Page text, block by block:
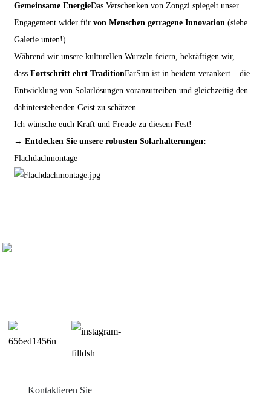
Gemeinsame EnergieDas Verschenken von Zongzi spiegelt unser
Engagement wider für von Menschen getragene Innovation (siehe
Galerie unten!).
Während wir unsere kulturellen Wurzeln feiern, bekräftigen wir,
dass Fortschritt ehrt TraditionFarSun ist in beidem verankert – die
Entwicklung von Solarlösungen voranzutreiben und gleichzeitig den
dahinterstehenden Geist zu schätzen.
Ich wünsche euch Kraft und Freude zu diesem Fest!
→ Entdecken Sie unsere robusten Solarhalterungen:
Flachdachmontage
Kontaktieren Sie